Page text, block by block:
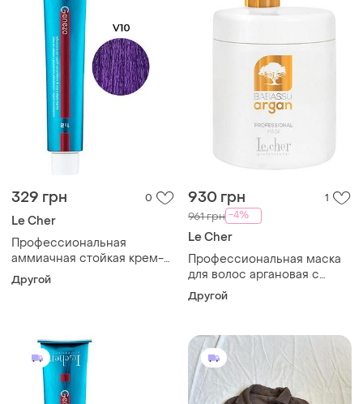
329 грн 0
Le Cher
Профессиональная
аммиачная стойкая крем-
краска для волос le cher
v10 фиолетовый 100 мл
Другой
930 грн 1
961 грн -4%
Le Cher
Профессиональная маска
для волос аргановая с
маслом бабаcсу babassu
argan le cher, 1000 мл
Другой